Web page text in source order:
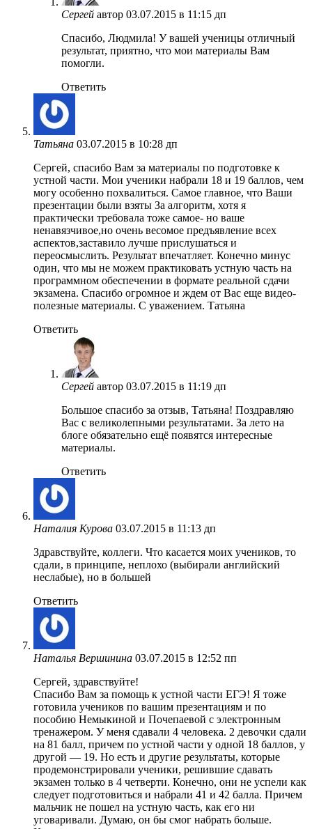
Сергей автор 03.07.2015 в 11:15 дп
Спасибо, Людмила! У вашей ученицы отличный
результат, приятно, что мои материалы Вам
помогли.
Ответить
Татьяна 03.07.2015 в 10:28 дп
Сергей, спасибо Вам за материалы по подготовке к
устной части. Мои ученики набрали 18 и 19 баллов, чем
могу особенно похвалиться. Самое главное, что Ваши
презентации были взяты За алгоритм, хотя я
практически требовала тоже самое- но ваше
ненавязчивое,но очень весомое предъявление всех
аспектов,заставило лучше прислушаться и
переосмыслить. Результат впечатляет. Конечно минус
один, что мы не можем практиковать устную часть на
программном обеспечении в формате реальной сдачи
экзамена. Спасибо огромное и ждем от Вас еще видео-
полезные материалы. С уважением. Татьяна
Ответить
Сергей автор 03.07.2015 в 11:19 дп
Большое спасибо за отзыв, Татьяна! Поздравляю
Вас с великолепными результатами. За лето на
блоге обязательно ещё появятся интересные
материалы.
Ответить
Наталия Курова 03.07.2015 в 11:13 дп
Здравствуйте, коллеги. Что касается моих учеников, то
сдали, в принципе, неплохо (выбирали английский
неслабые), но в большей
Ответить
Наталья Вершинина 03.07.2015 в 12:52 пп
Сергей, здравствуйте!
Спасибо Вам за помощь к устной части ЕГЭ! Я тоже
готовила учеников по вашим презентациям и по
пособию Немыкиной и Почепаевой с электронным
тренажером. У меня сдавали 4 человека. 2 девочки сдали
на 81 балл, причем по устной части у одной 18 баллов, у
другой — 19. Но есть и другие результаты, которые
продемонстрировали ученики, решившие сдавать
экзамен только в 4 четверти. Конечно, они не успели как
следует подготовиться и набрали 41 и 42 балла. Причем
мальчик не пошел на устную часть, как его ни
уговаривали. Думаю, он бы смог набрать больше.